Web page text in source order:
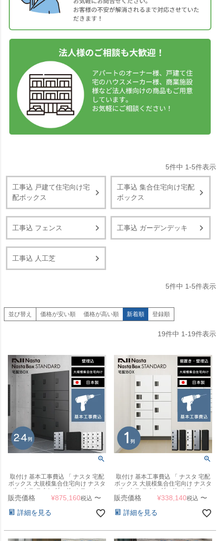
5件中 1-5件表示
工事込 戸建て住宅向け宅
配ボックス
工事込 集合住宅向け宅配
ボックス
工事込 フェンス 工事込 ガーデンデッキ
工事込 人工芝
5件中 1-5件表示
並び替え 価格が安い順 価格が高い順 新着順 登録順
19件中 1-19件表示
取付け 基本工事費込 「 ナスタ 宅配
ボックス 大規模集合住宅向け ナスタ
ボックス スタンダード （ ロッカー
タイプ ） 壁埋込 2～4列 KS-TL03R
販売価格 ¥875,160税込 〜
詳細を見る
取付け 基本工事費込 「 ナスタ 宅配
ボックス 大規模集合住宅向け ナスタ
ボックス スタンダード （ ロッカー
タイプ ） 壁埋込 1列 KS-TL03R 」
販売価格 ¥338,140税込 〜
詳細を見る